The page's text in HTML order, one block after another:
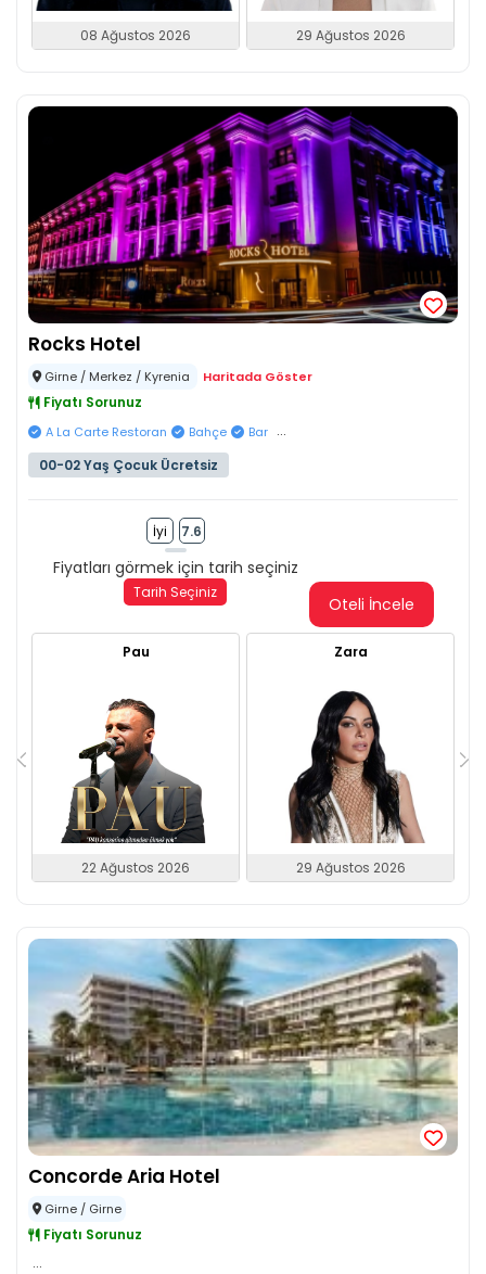
08 Ağustos 2026 29 Ağustos 2026
Rocks Hotel
Girne / Merkez / Kyrenia Haritada Göster
Fiyatı Sorunuz
A La Carte Restoran Bahçe Bar ...
00-02 Yaş Çocuk Ücretsiz
İyi 7.6
Fiyatları görmek için tarih seçiniz
Tarih Seçiniz
Oteli İncele
Pau
22 Ağustos 2026
Zara
29 Ağustos 2026
Concorde Aria Hotel
Girne / Girne
Fiyatı Sorunuz
...